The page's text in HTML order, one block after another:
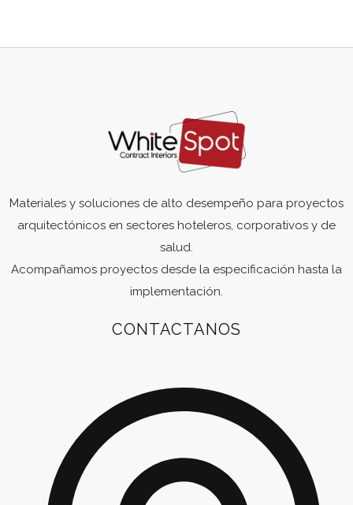
Materiales y soluciones de alto desempeño para proyectos
arquitectónicos en sectores hoteleros, corporativos y de
salud.
Acompañamos proyectos desde la especificación hasta la
implementación.
CONTACTANOS